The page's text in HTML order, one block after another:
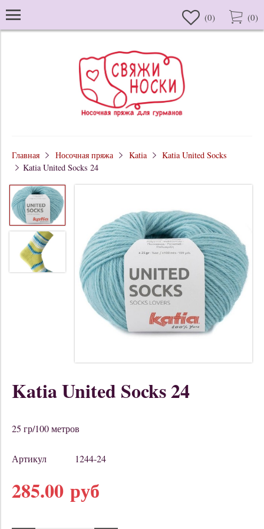
(0) (0)
Главная Носочная пряжа Katia
Katia United Socks
Katia United Socks 24
Katia United Socks 24
25 гр/100 метров
Артикул 1244-24
285.00 руб